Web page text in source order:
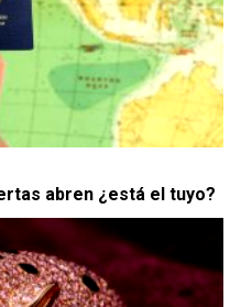
abren ¿está el tuyo?